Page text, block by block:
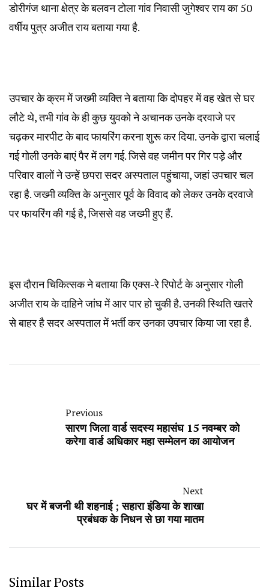
डोरीगंज थाना क्षेत्र के बलवन टोला गांव निवासी जुगेश्वर राय का 50
वर्षीय पुत्र अजीत राय बताया गया है.
उपचार के क्रम में जख्मी व्यक्ति ने बताया कि दोपहर में वह खेत से घर
लौटे थे, तभी गांव के ही कुछ युवको ने अचानक उनके दरवाजे पर
चढ़कर मारपीट के बाद फायरिंग करना शुरू कर दिया. उनके द्वारा चलाई
गई गोली उनके बाएं पैर में लग गई. जिसे वह जमीन पर गिर पड़े और
परिवार वालों ने उन्हें छपरा सदर अस्पताल पहुंचाया, जहां उपचार चल
रहा है. जख्मी व्यक्ति के अनुसार पूर्व के विवाद को लेकर उनके दरवाजे
पर फायरिंग की गई है, जिससे वह जख्मी हुए हैं.
इस दौरान चिकित्सक ने बताया कि एक्स-रे रिपोर्ट के अनुसार गोली
अजीत राय के दाहिने जांघ में आर पार हो चुकी है. उनकी स्थिति खतरे
से बाहर है सदर अस्पताल में भर्ती कर उनका उपचार किया जा रहा है.
Previous
सारण जिला वार्ड सदस्य महासंघ 15 नवम्बर को
करेगा वार्ड अधिकार महा सम्मेलन का आयोजन
Next
घर में बजनी थी शहनाई ; सहारा इंडिया के शाखा
प्रबंधक के निधन से छा गया मातम
Similar Posts